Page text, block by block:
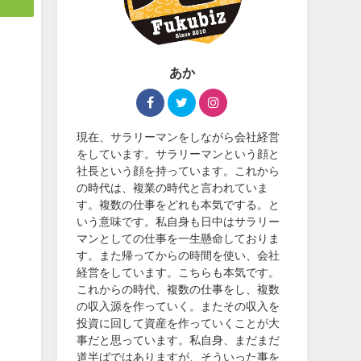
あか
現在、サラリーマンをしながら会社経営
をしています。サラリーマンという顔と
社長という顔を持っています。これから
の時代は、複業の時代と言われていま
す。複数の仕事をどれも本気でする。と
いう意味です。私自身も日中はサラリー
マンとしての仕事を一生懸命しておりま
す。また帰ってからの時間を使い、会社
経営をしています。こちらも本気です。
これからの時代、複数の仕事をし、複数
の収入源を作っていく。またその収入を
投資に回して資産を作っていくことが大
事だと思っています。私自身、まだまだ
道半ばではありますが、そういった事を